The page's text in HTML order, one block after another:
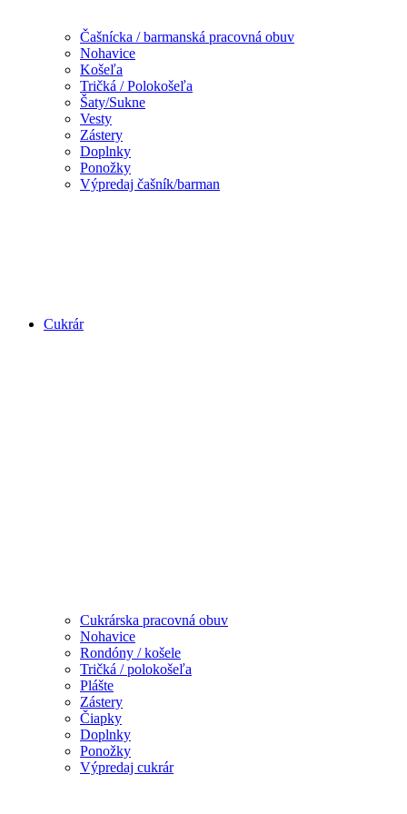
Čašnícka / barmanská pracovná obuv
Nohavice
Košeľa
Tričká / Polokošeľa
Šaty/Sukne
Vesty
Zástery
Doplnky
Ponožky
Výpredaj čašník/barman
Cukrár
Cukrárska pracovná obuv
Nohavice
Rondóny / košele
Tričká / polokošeľa
Plášte
Zástery
Čiapky
Doplnky
Ponožky
Výpredaj cukrár